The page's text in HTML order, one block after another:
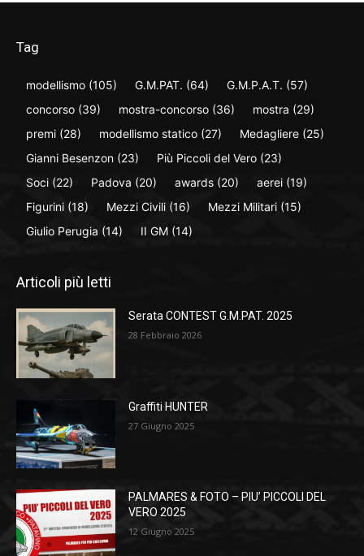
Tag
modellismo (105) G.M.PAT. (64) G.M.P.A.T. (57)
concorso (39) mostra-concorso (36) mostra (29)
premi (28) modellismo statico (27) Medagliere (25)
Gianni Besenzon (23) Più Piccoli del Vero (23)
Soci (22) Padova (20) awards (20) aerei (19)
Figurini (18) Mezzi Civili (16) Mezzi Militari (15)
Giulio Perugia (14) II GM (14)
Articoli più letti
Serata CONTEST G.M.PAT. 2025
28 Febbraio 2026
Graffiti HUNTER
27 Giugno 2025
PALMARES & FOTO – PIU’ PICCOLI DEL
VERO 2025
12 Giugno 2025